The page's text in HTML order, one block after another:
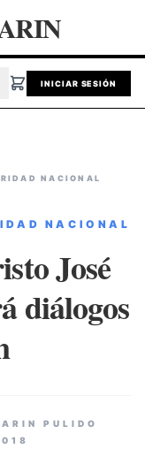
INICIAR SESIÓN
NACIONAL
NACIONAL
José
diálogos
PULIDO